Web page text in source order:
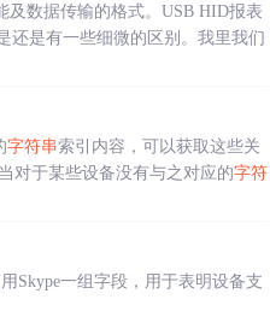
数据传输的格式。USB HID报表
还是有一些细微的区别。我里我们
字符串索引内容，可以获取这些关
对于某些设备没有与之对应的字符
Skype一组字段，用于表明设备支